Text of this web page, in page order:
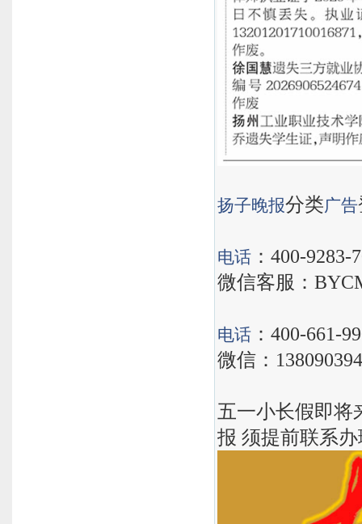
扬子晚报分类广告
电话 ：400-9283-
微信客服：
电话 ：400-661-
微信：
五一小长假即将
报 须提前联系